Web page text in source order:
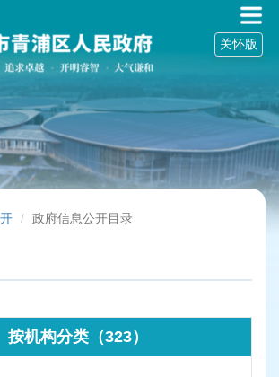
关怀版
政府信息公开目录
按机构分类（323）